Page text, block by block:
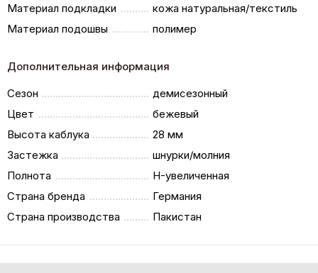
Материал подкладки
кожа натуральная/текстиль
Материал подошвы
полимер
Дополнительная информация
Сезон
демисезонный
Цвет
бежевый
Высота каблука
28 мм
Застежка
шнурки/молния
Полнота
H-увеличенная
Страна бренда
Германия
Страна производства
Пакистан